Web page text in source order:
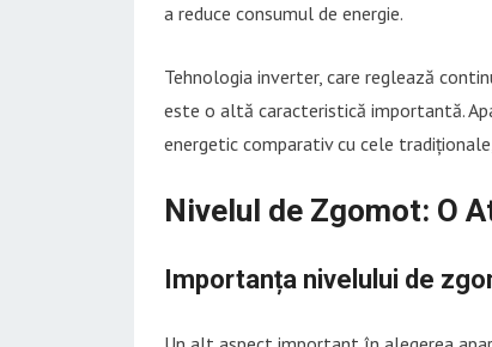
a reduce consumul de energie.
Tehnologia inverter, care reglează
este o altă caracteristică importantă.
energetic comparativ cu cele
Nivelul de Zgomot: O
Importanța nivelului de